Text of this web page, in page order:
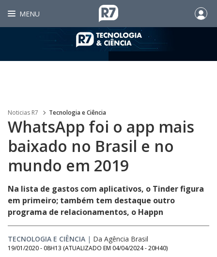
MENU
Noticias R7 Tecnologia e Ciência
WhatsApp foi o app mais
baixado no Brasil e no
mundo em 2019
Na lista de gastos com aplicativos, o Tinder figura
em primeiro; também tem destaque outro
programa de relacionamentos, o Happn
TECNOLOGIA E CIÊNCIA | Da Agência Brasil
19/01/2020 - 08H13 (ATUALIZADO EM 04/04/2024 - 20H40)